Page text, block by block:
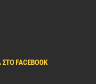
FACEBOOK